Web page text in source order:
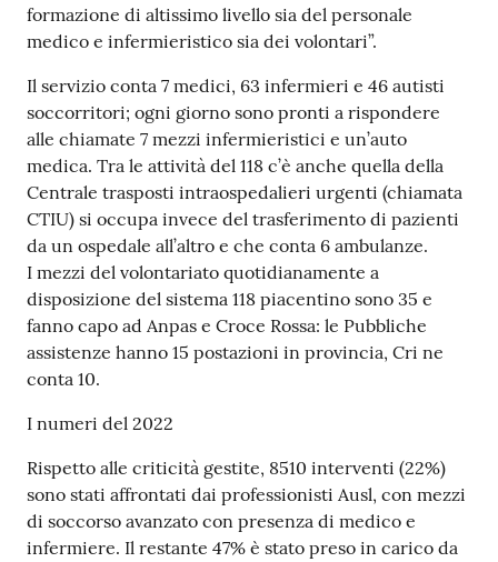
Seguici
su
formazione di altissimo livello sia del personale
medico e infermieristico sia dei volontari”.
Il servizio conta 7 medici, 63 infermieri e 46 autisti
soccorritori; ogni giorno sono pronti a rispondere
alle chiamate 7 mezzi infermieristici e un’auto
medica. Tra le attività del 118 c’è anche quella della
Centrale trasposti intraospedalieri urgenti (chiamata
CTIU) si occupa invece del trasferimento di pazienti
da un ospedale all’altro e che conta 6 ambulanze.
I mezzi del volontariato quotidianamente a
disposizione del sistema 118 piacentino sono 35 e
fanno capo ad Anpas e Croce Rossa: le Pubbliche
assistenze hanno 15 postazioni in provincia, Cri ne
conta 10.
I numeri del 2022
Rispetto alle criticità gestite, 8510 interventi (22%)
sono stati affrontati dai professionisti Ausl, con mezzi
di soccorso avanzato con presenza di medico e
infermiere. Il restante 47% è stato preso in carico da